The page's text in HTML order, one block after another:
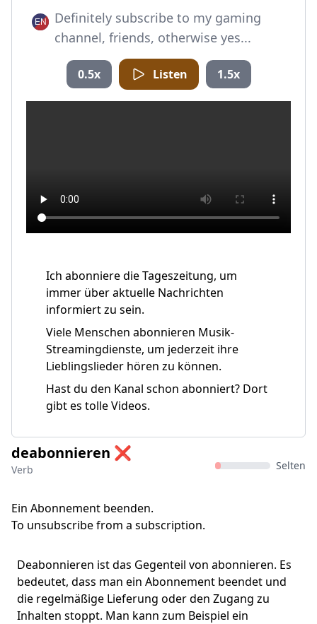
Definitely subscribe to my gaming
channel, friends, otherwise yes...
0.5x Listen 1.5x
Ich abonniere die Tageszeitung, um
immer über aktuelle Nachrichten
informiert zu sein.
Viele Menschen abonnieren Musik-
Streamingdienste, um jederzeit ihre
Lieblingslieder hören zu können.
Hast du den Kanal schon abonniert? Dort
gibt es tolle Videos.
deabonnieren ❌
Verb Selten
Ein Abonnement beenden.
To unsubscribe from a subscription.
Deabonnieren ist das Gegenteil von abonnieren. Es
bedeutet, dass man ein Abonnement beendet und
die regelmäßige Lieferung oder den Zugang zu
Inhalten stoppt. Man kann zum Beispiel ein